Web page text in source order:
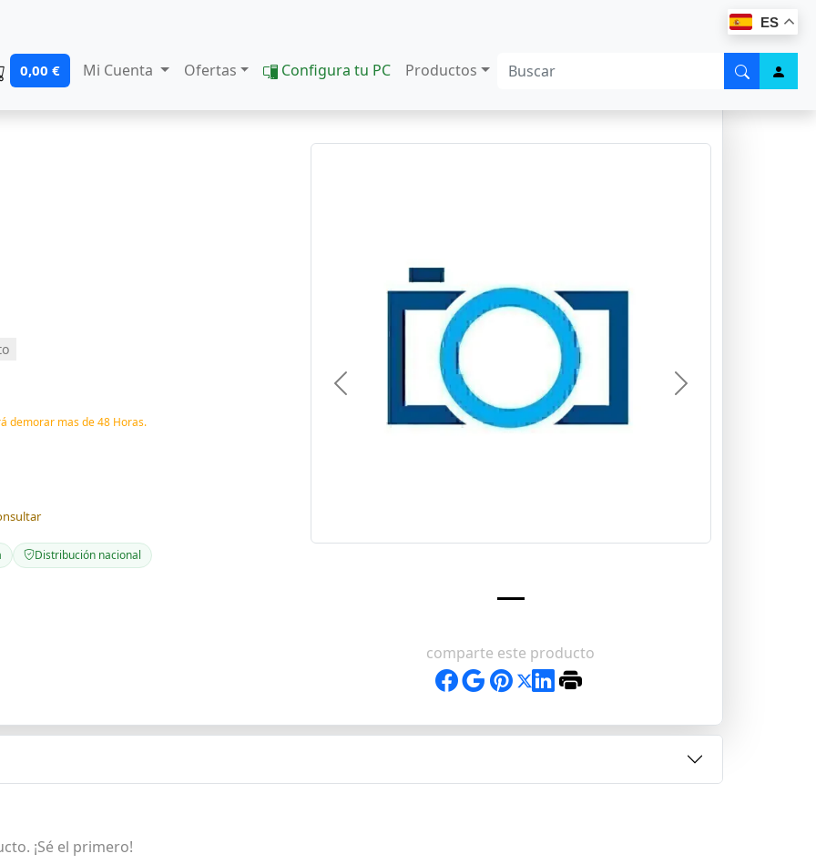
ES
0,00 € Mi Cuenta Ofertas Configura tu PC Productos
demorar mas de 48 Horas.
Distribución nacional
Previous Next
comparte este producto
¡Sé el primero!